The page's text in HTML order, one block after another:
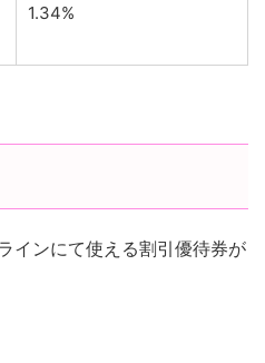
1.34%
インにて使える割引優待券が